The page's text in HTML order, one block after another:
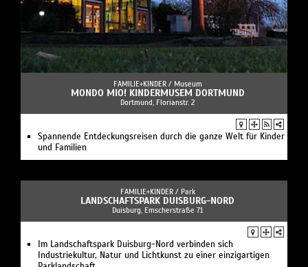
FAMILIE+KINDER / Museum
MONDO MIO! KINDERMUSEM DORTMUND
Dortmund, Florianstr. 2
Spannende Entdeckungsreisen durch die ganze Welt für Kinder
und Familien
FAMILIE+KINDER / Park
LANDSCHAFTSPARK DUISBURG-NORD
Duisburg, Emscherstraße 71
Im Landschaftspark Duisburg-Nord verbinden sich
Industriekultur, Natur und Lichtkunst zu einer einzigartigen